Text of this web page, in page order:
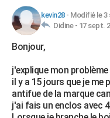
AUTO
Essais
Réserver un essai
Citadines
Berlines
SUV
Forum auto
+HIGH-TECH
Mobiles
Meilleur smartphone
Internet
Ordinateurs
Jeux vidéo
Guide high-tech
+BRICOLAGE
Forum
Aménagement intérieur
Extérieur
Cuisine
Salle de bains
Jardinage
Rangement
WEEK-END
Guides de France
Escapades
Patrimoine
Expositions
Musées
Week-end nature
+LIFESTYLE
kevin28- Modifié le 3
Didine - 17 sept.
Bonjour,
j'explique mon problème
il y a 15 jours que je me
antifue de la marque
j'ai fais un enclos avec